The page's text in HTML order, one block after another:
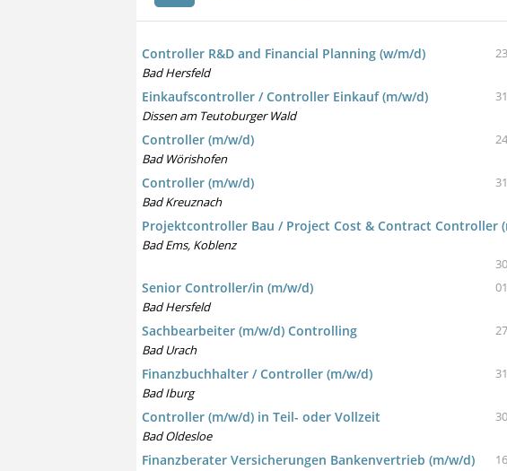
Controller R&D and Financial Planning (w/m/d)
Bad Hersfeld
Einkaufscontroller / Controller Einkauf (m/w/d)
Dissen am Teutoburger Wald
Controller (m/w/d)
Bad Wörishofen
Controller (m/w/d)
Bad Kreuznach
Projektcontroller Bau / Project Cost & Contract Controller
Bad Ems, Koblenz
Senior Controller/in (m/w/d)
Bad Hersfeld
Sachbearbeiter (m/w/d) Controlling
Bad Urach
Finanzbuchhalter / Controller (m/w/d)
Bad Iburg
Controller (m/w/d) in Teil- oder Vollzeit
Bad Oldesloe
Finanzberater Versicherungen Bankenvertrieb (m/w/d)